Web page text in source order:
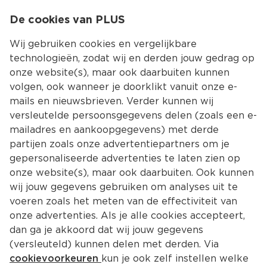
Kies jouw
Terug Producten
De cookies van PLUS
Wij gebruiken cookies en vergelijkbare
technologieën, zodat wij en derden jouw gedrag op
onze website(s), maar ook daarbuiten kunnen
volgen, ook wanneer je doorklikt vanuit onze e-
mails en nieuwsbrieven. Verder kunnen wij
versleutelde persoonsgegevens delen (zoals een e-
mailadres en aankoopgegevens) met derde
partijen zoals onze advertentiepartners om je
gepersonaliseerde advertenties te laten zien op
onze website(s), maar ook daarbuiten. Ook kunnen
wij jouw gegevens gebruiken om analyses uit te
voeren zoals het meten van de effectiviteit van
onze advertenties. Als je alle cookies accepteert,
dan ga je akkoord dat wij jouw gegevens
(versleuteld) kunnen delen met derden. Via
cookievoorkeuren kun je ook zelf instellen welke